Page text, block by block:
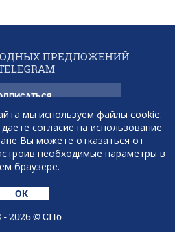
ПРЕДЛОЖЕНИЙ
931-16-90
'Билетовед'
- 2026 © СПб
мы используем файлы cookie.
согласие на использование
Вы можете отказаться от
необходимые параметры в
браузере.
ОК